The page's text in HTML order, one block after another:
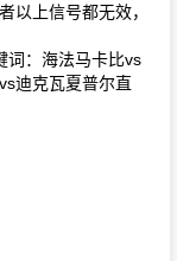
以上信号都无效，
词：海法马卡比vs
迪克瓦夏普尔直